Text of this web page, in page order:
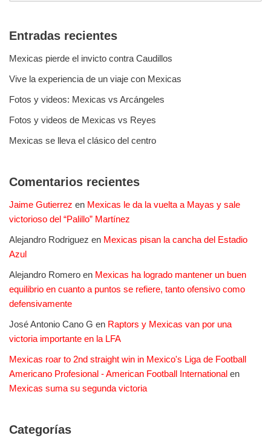
Entradas recientes
Mexicas pierde el invicto contra Caudillos
Vive la experiencia de un viaje con Mexicas
Fotos y videos: Mexicas vs Arcángeles
Fotos y videos de Mexicas vs Reyes
Mexicas se lleva el clásico del centro
Comentarios recientes
Jaime Gutierrez en Mexicas le da la vuelta a Mayas y sale
victorioso del “Palillo” Martínez
Alejandro Rodriguez en Mexicas pisan la cancha del Estadio
Azul
Alejandro Romero en Mexicas ha logrado mantener un buen
equilibrio en cuanto a puntos se refiere, tanto ofensivo como
defensivamente
José Antonio Cano G en Raptors y Mexicas van por una
victoria importante en la LFA
Mexicas roar to 2nd straight win in Mexico's Liga de Football
Americano Profesional - American Football International en
Mexicas suma su segunda victoria
Categorías